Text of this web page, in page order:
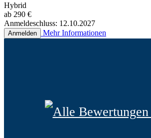
Hybrid
ab 290 €
Anmeldeschluss: 12.10.2027
Anmelden Mehr Informationen